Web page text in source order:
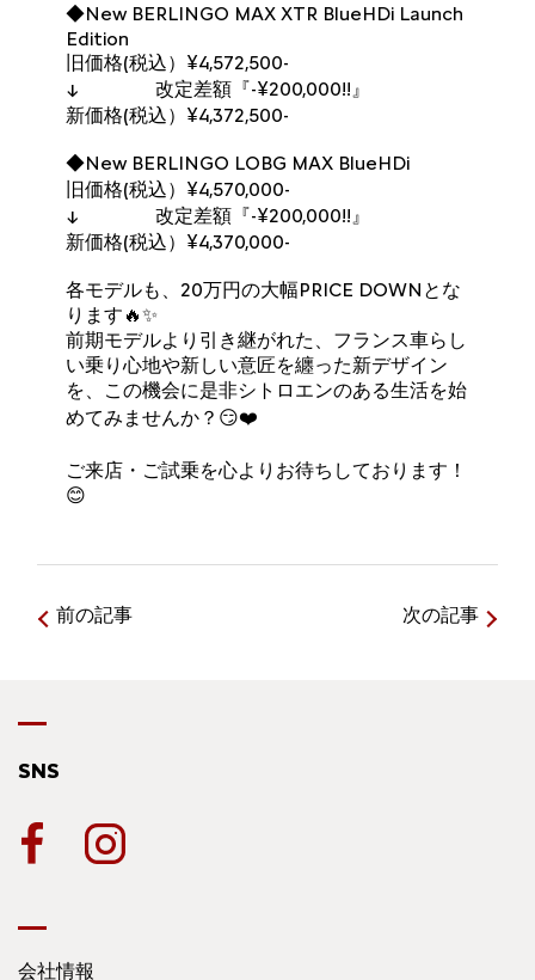
◆New BERLINGO MAX XTR BlueHDi Launch
Edition
旧価格(税込）￥4,572,500-
↓ 改定差額『-￥200,000!!』
新価格(税込）￥4,372,500-
◆New BERLINGO LOBG MAX BlueHDi
旧価格(税込）￥4,570,000-
↓ 改定差額『-￥200,000!!』
新価格(税込）￥4,370,000-
各モデルも、20万円の大幅PRICE DOWNとな
ります🔥✨
前期モデルより引き継がれた、フランス車らし
い乗り心地や新しい意匠を纏った新デザイン
を、この機会に是非シトロエンのある生活を始
めてみませんか？😏❤️
ご来店・ご試乗を心よりお待ちしております！
😊
前の記事 次の記事
SNS
会社情報